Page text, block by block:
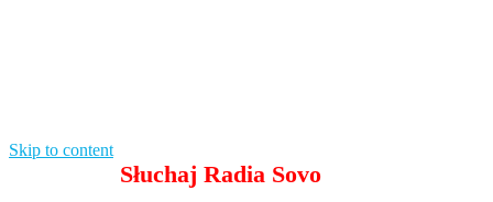
Skip to content
Słuchaj Radia Sovo